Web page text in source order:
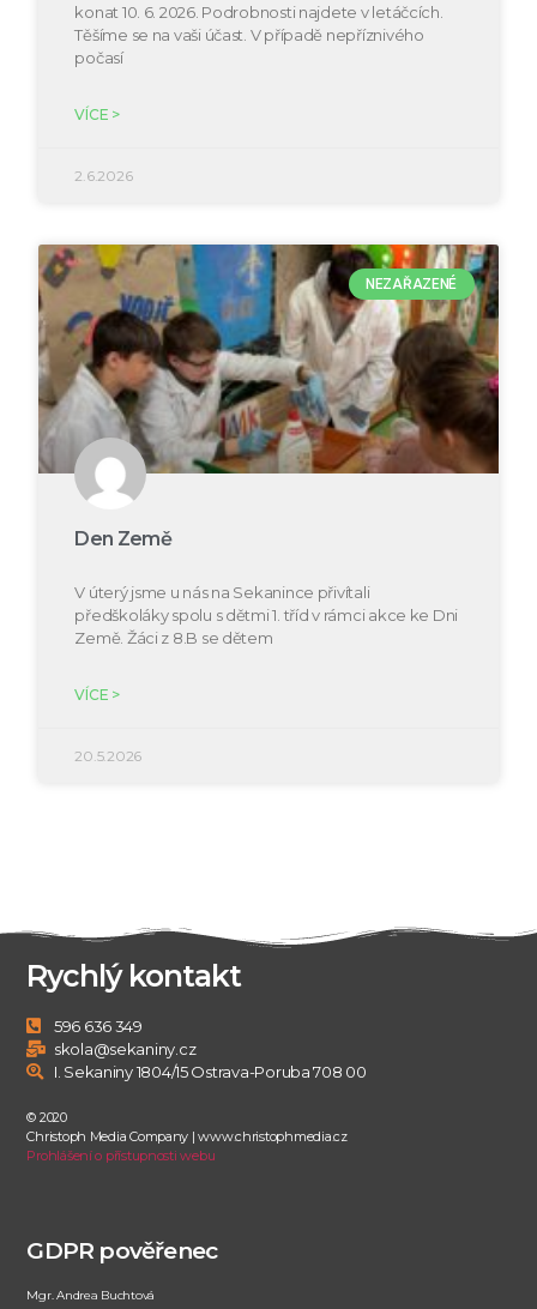
konat 10. 6. 2026. Podrobnosti najdete v letáčcích.
Těšíme se na vaši účast. V případě nepříznivého
počasí
VÍCE >
2.6.2026
NEZAŘAZENÉ
Den Země
V úterý jsme u nás na Sekanince přivítali
předškoláky spolu s dětmi 1. tříd v rámci akce ke Dni
Země. Žáci z 8.B se dětem
VÍCE >
20.5.2026
Rychlý kontakt
596 636 349
skola@sekaniny.cz
I. Sekaniny 1804/15 Ostrava-Poruba 708 00
© 2020
Christoph Media Company | www.christophmedia.cz
Prohlášení o přístupnosti webu
GDPR pověřenec
Mgr. Andrea Buchtová